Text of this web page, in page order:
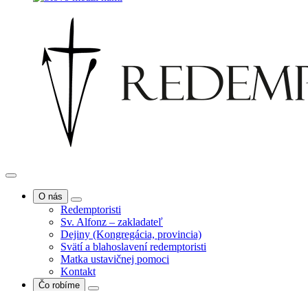
O nás
Redemptoristi
Sv. Alfonz – zakladateľ
Dejiny (Kongregácia, provincia)
Svätí a blahoslavení redemptoristi
Matka ustavičnej pomoci
Kontakt
Čo robíme